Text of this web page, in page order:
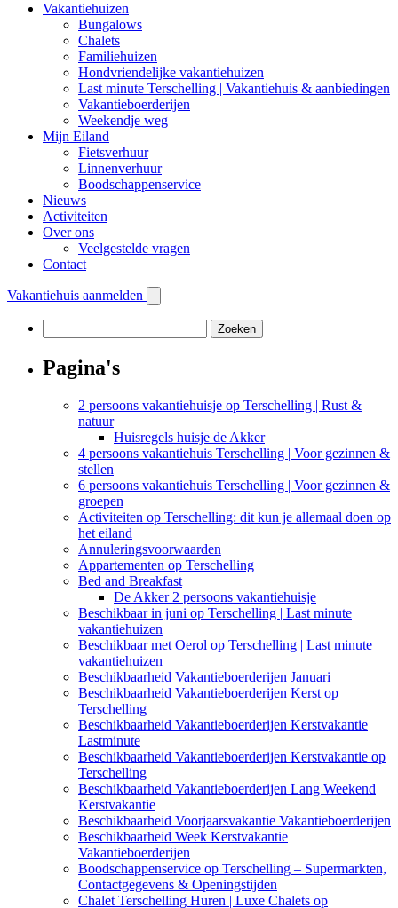
Vakantiehuizen
Bungalows
Chalets
Familiehuizen
Hondvriendelijke vakantiehuizen
Last minute Terschelling | Vakantiehuis & aanbiedingen
Vakantieboerderijen
Weekendje weg
Mijn Eiland
Fietsverhuur
Linnenverhuur
Boodschappenservice
Nieuws
Activiteiten
Over ons
Veelgestelde vragen
Contact
Vakantiehuis aanmelden
naar:
Pagina's
2 persoons vakantiehuisje op Terschelling | Rust &
natuur
Huisregels huisje de Akker
4 persoons vakantiehuis Terschelling | Voor gezinnen &
stellen
6 persoons vakantiehuis Terschelling | Voor gezinnen &
groepen
Activiteiten op Terschelling: dit kun je allemaal doen op
het eiland
Annuleringsvoorwaarden
Appartementen op Terschelling
Bed and Breakfast
De Akker 2 persoons vakantiehuisje
Beschikbaar in juni op Terschelling | Last minute
vakantiehuizen
Beschikbaar met Oerol op Terschelling | Last minute
vakantiehuizen
Beschikbaarheid Vakantieboerderijen Januari
Beschikbaarheid Vakantieboerderijen Kerst op
Terschelling
Beschikbaarheid Vakantieboerderijen Kerstvakantie
Lastminute
Beschikbaarheid Vakantieboerderijen Kerstvakantie op
Terschelling
Beschikbaarheid Vakantieboerderijen Lang Weekend
Kerstvakantie
Beschikbaarheid Voorjaarsvakantie Vakantieboerderijen
Beschikbaarheid Week Kerstvakantie
Vakantieboerderijen
Boodschappenservice op Terschelling – Supermarkten,
Contactgegevens & Openingstijden
Chalet Terschelling Huren | Luxe Chalets op